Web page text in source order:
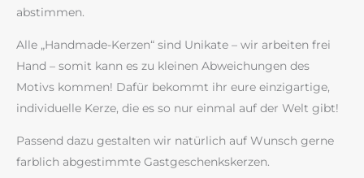
abstimmen.
Alle „Handmade-Kerzen“ sind Unikate – wir arbeiten frei
Hand – somit kann es zu kleinen Abweichungen des
Motivs kommen! Dafür bekommt ihr eure einzigartige,
individuelle Kerze, die es so nur einmal auf der Welt gibt!
Passend dazu gestalten wir natürlich auf Wunsch gerne
farblich abgestimmte Gastgeschenkskerzen.